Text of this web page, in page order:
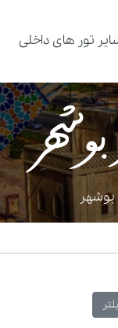
تور های داخلی
بوشهر